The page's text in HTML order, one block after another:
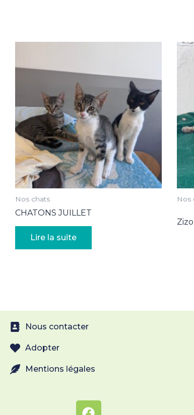
Nos chats
CHATONS JUILLET
Lire la suite
Nos
Nous contacter
Adopter
Mentions légales